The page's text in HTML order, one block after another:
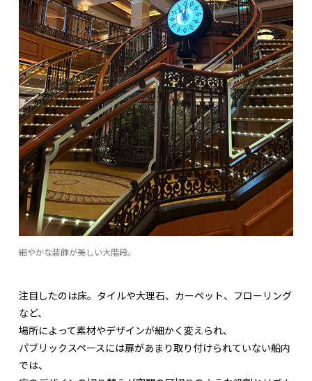
細やかな装飾が美しい大階段。
注目したのは床。タイルや大理石、カーペット、フローリング
など、
場所によって素材やデザインが細かく変えられ、
パブリックスペースには扉があまり取り付けられていない船内
では、